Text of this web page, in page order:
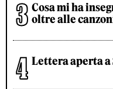
Cosa mi ha
oltre alle
Lettera aperta a